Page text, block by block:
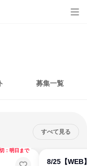
募集一覧
すべて見る
：明日まで
8/25【WEB